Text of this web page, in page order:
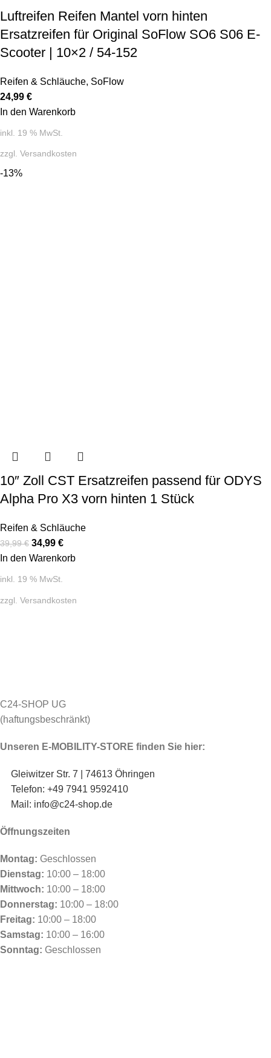
Luftreifen Reifen Mantel vorn hinten
Ersatzreifen für Original SoFlow SO6 S06 E-
Scooter | 10×2 / 54-152
Reifen & Schläuche, SoFlow
24,99 €
In den Warenkorb
inkl. 19 % MwSt.
zzgl. Versandkosten
-13%
10″ Zoll CST Ersatzreifen passend für ODYS
Alpha Pro X3 vorn hinten 1 Stück
Reifen & Schläuche
39,99€ 34,99 €
In den Warenkorb
inkl. 19 % MwSt.
zzgl. Versandkosten
C24-SHOP UG
(haftungsbeschränkt)
Unseren E-MOBILITY-STORE finden Sie hier:
Gleiwitzer Str. 7 | 74613 Öhringen
Telefon: +49 7941 9592410
Mail: info@c24-shop.de
Öffnungszeiten
Montag: Geschlossen
Dienstag: 10:00 – 18:00
Mittwoch: 10:00 – 18:00
Donnerstag: 10:00 – 18:00
Freitag: 10:00 – 18:00
Samstag: 10:00 – 16:00
Sonntag: Geschlossen